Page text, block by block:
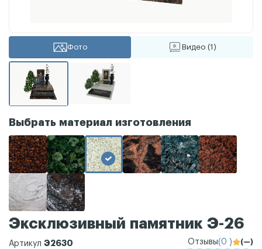
Фото Видео (1)
Выбрать материал изготовления
Эксклюзивный памятник Э-26
Артикул Э2630 Отзывы(0 ) (—)